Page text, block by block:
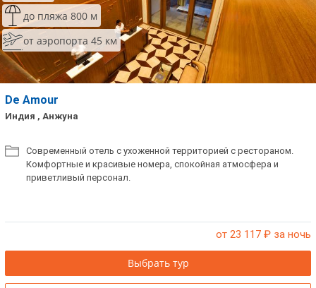
до пляжа 800 м
от аэропорта 45 км
De Amour
Индия , Анжуна
Современный отель с ухоженной территорией с рестораном.
Комфортные и красивые номера, спокойная атмосфера и
приветливый персонал.
от 23 117 ₽ за ночь
Выбрать тур